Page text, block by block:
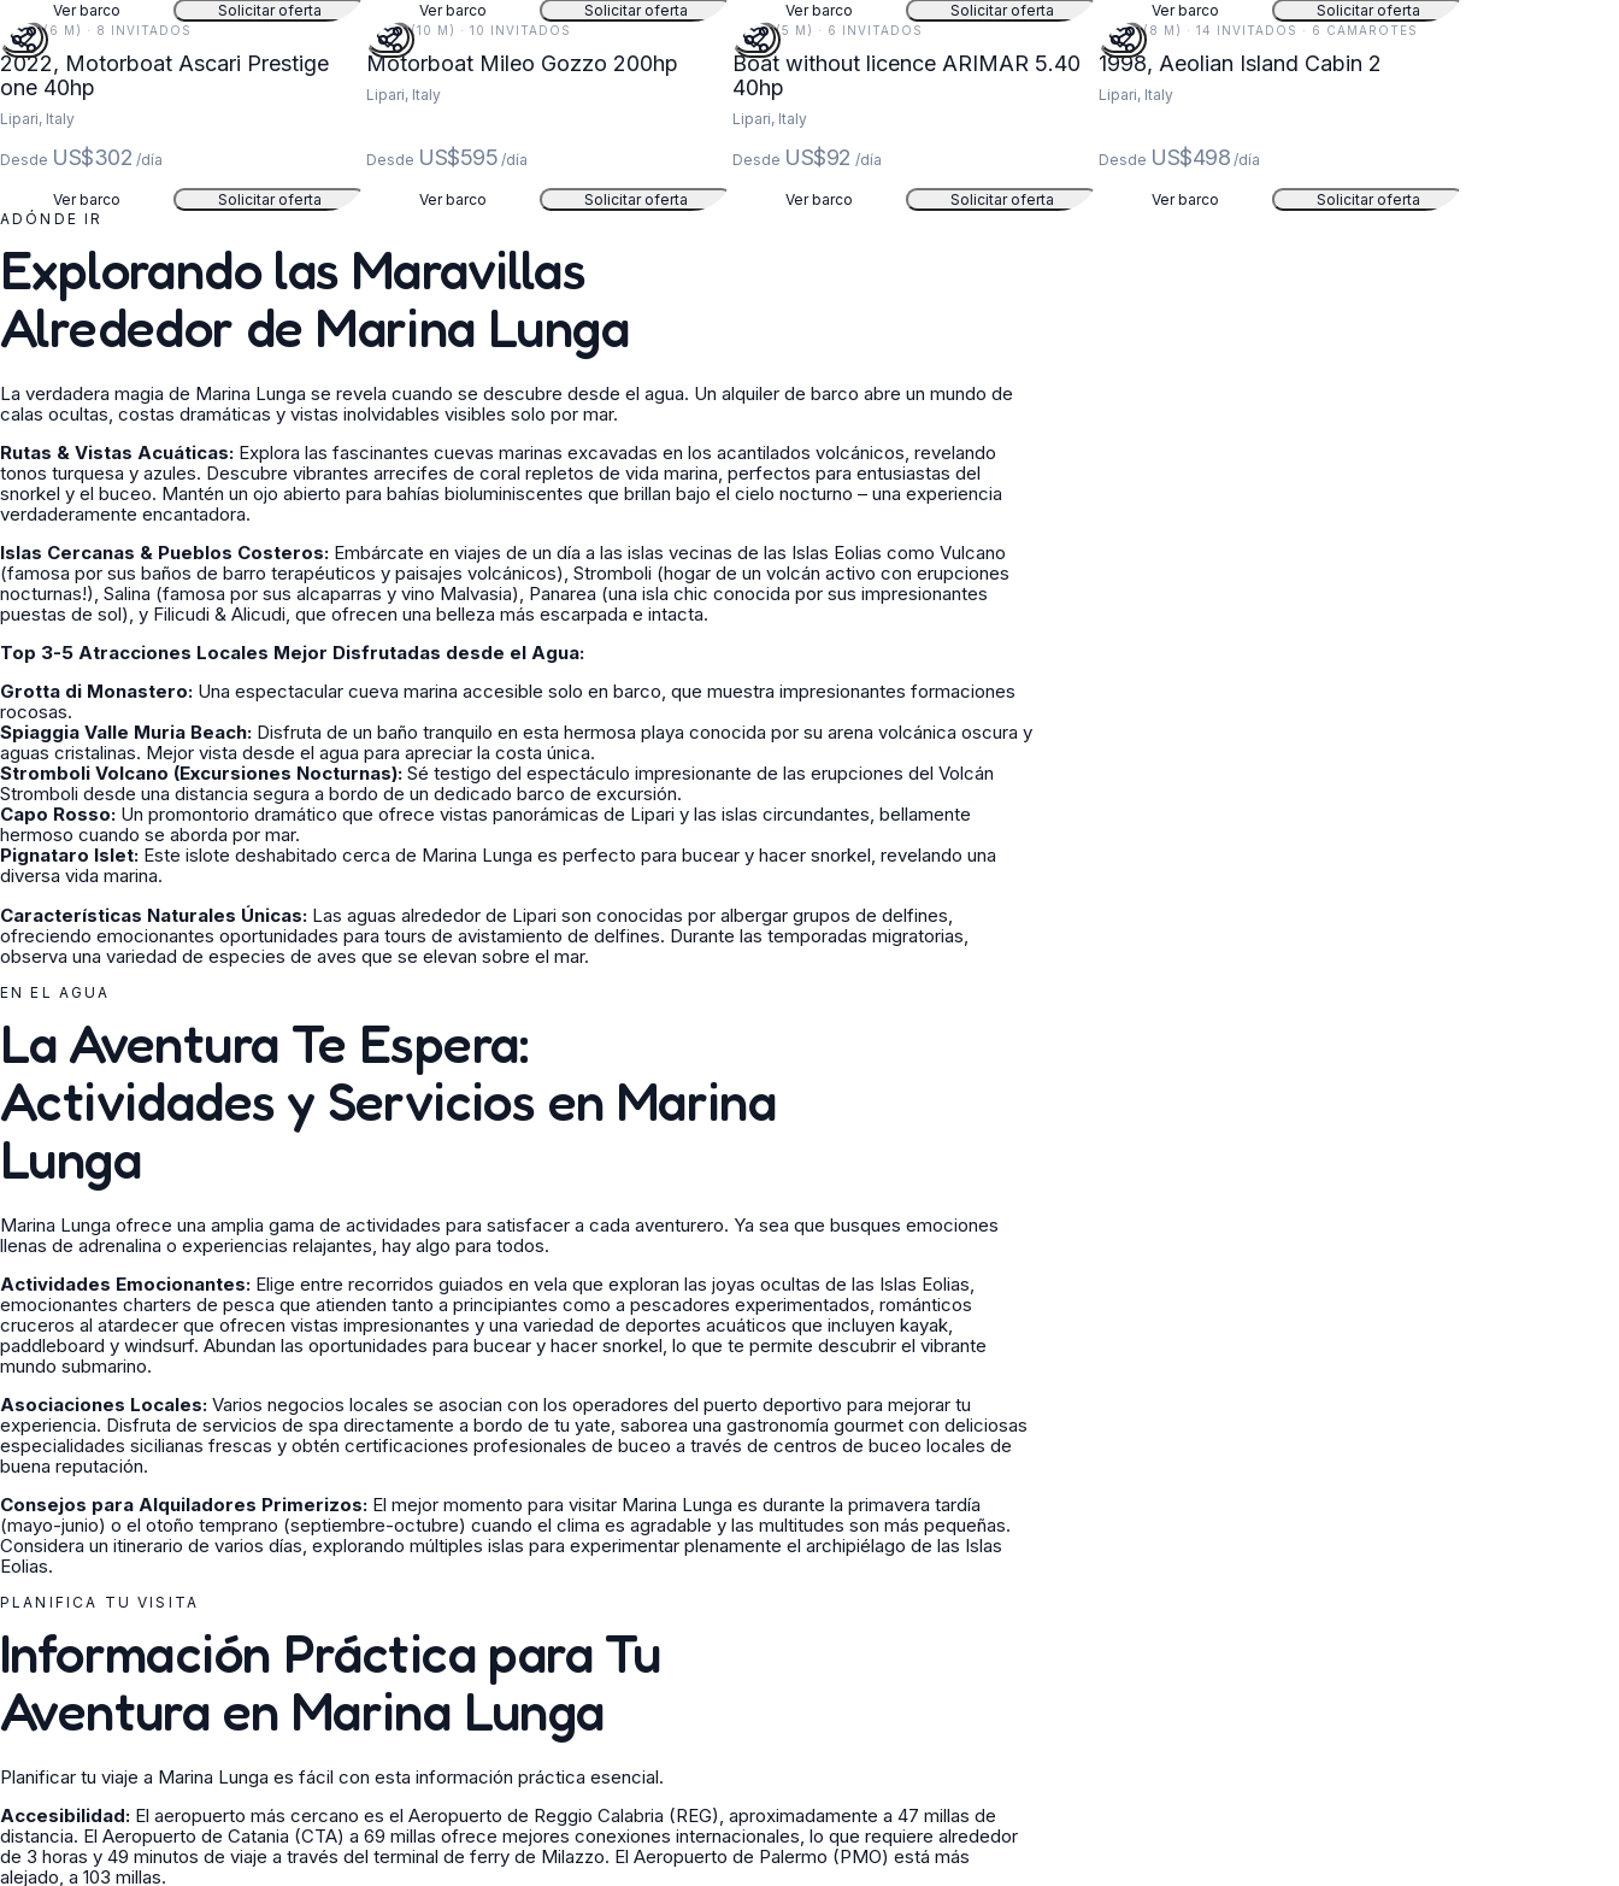
Ver barco Solicitar oferta Ver barco Solicitar oferta Ver barco Solicitar oferta Ver barco Solicitar oferta
19 FT (6 M) · 8 INVITADOS
2022, Motorboat Ascari Prestige
one 40hp
Lipari, Italy
Desde US$302 /día
Ver barco Solicitar oferta
33 FT (10 M) · 10 INVITADOS
Motorboat Mileo Gozzo 200hp
Lipari, Italy
Desde US$595 /día
Ver barco Solicitar oferta
18 FT (5 M) · 6 INVITADOS
Boat without licence ARIMAR 5.40
40hp
Lipari, Italy
Desde US$92 /día
Ver barco Solicitar oferta
27 FT (8 M) · 14 INVITADOS · 6 CAMAROTES
1998, Aeolian Island Cabin 2
Lipari, Italy
Desde US$498 /día
Ver barco
Solicitar oferta
ADÓNDE IR
Explorando las Maravillas
Alrededor de Marina Lunga
La verdadera magia de Marina Lunga se revela cuando se descubre desde el agua. Un alquiler de barco abre un mundo de
calas ocultas, costas dramáticas y vistas inolvidables visibles solo por mar.
Rutas & Vistas Acuáticas: Explora las fascinantes cuevas marinas excavadas en los acantilados volcánicos, revelando
tonos turquesa y azules. Descubre vibrantes arrecifes de coral repletos de vida marina, perfectos para entusiastas del
snorkel y el buceo. Mantén un ojo abierto para bahías bioluminiscentes que brillan bajo el cielo nocturno – una experiencia
verdaderamente encantadora.
Islas Cercanas & Pueblos Costeros: Embárcate en viajes de un día a las islas vecinas de las Islas Eolias como Vulcano
(famosa por sus baños de barro terapéuticos y paisajes volcánicos), Stromboli (hogar de un volcán activo con erupciones
nocturnas!), Salina (famosa por sus alcaparras y vino Malvasia), Panarea (una isla chic conocida por sus impresionantes
puestas de sol), y Filicudi & Alicudi, que ofrecen una belleza más escarpada e intacta.
Top 3-5 Atracciones Locales Mejor Disfrutadas desde el Agua:
Grotta di Monastero: Una espectacular cueva marina accesible solo en barco, que muestra impresionantes formaciones
rocosas.
Spiaggia Valle Muria Beach: Disfruta de un baño tranquilo en esta hermosa playa conocida por su arena volcánica oscura y
aguas cristalinas. Mejor vista desde el agua para apreciar la costa única.
Stromboli Volcano (Excursiones Nocturnas): Sé testigo del espectáculo impresionante de las erupciones del Volcán
Stromboli desde una distancia segura a bordo de un dedicado barco de excursión.
Capo Rosso: Un promontorio dramático que ofrece vistas panorámicas de Lipari y las islas circundantes, bellamente
hermoso cuando se aborda por mar.
Pignataro Islet: Este islote deshabitado cerca de Marina Lunga es perfecto para bucear y hacer snorkel, revelando una
diversa vida marina.
Características Naturales Únicas: Las aguas alrededor de Lipari son conocidas por albergar grupos de delfines,
ofreciendo emocionantes oportunidades para tours de avistamiento de delfines. Durante las temporadas migratorias,
observa una variedad de especies de aves que se elevan sobre el mar.
EN EL AGUA
La Aventura Te Espera:
Actividades y Servicios en Marina
Lunga
Marina Lunga ofrece una amplia gama de actividades para satisfacer a cada aventurero. Ya sea que busques emociones
llenas de adrenalina o experiencias relajantes, hay algo para todos.
Actividades Emocionantes: Elige entre recorridos guiados en vela que exploran las joyas ocultas de las Islas Eolias,
emocionantes charters de pesca que atienden tanto a principiantes como a pescadores experimentados, románticos
cruceros al atardecer que ofrecen vistas impresionantes y una variedad de deportes acuáticos que incluyen kayak,
paddleboard y windsurf. Abundan las oportunidades para bucear y hacer snorkel, lo que te permite descubrir el vibrante
mundo submarino.
Asociaciones Locales: Varios negocios locales se asocian con los operadores del puerto deportivo para mejorar tu
experiencia. Disfruta de servicios de spa directamente a bordo de tu yate, saborea una gastronomía gourmet con deliciosas
especialidades sicilianas frescas y obtén certificaciones profesionales de buceo a través de centros de buceo locales de
buena reputación.
Consejos para Alquiladores Primerizos: El mejor momento para visitar Marina Lunga es durante la primavera tardía
(mayo-junio) o el otoño temprano (septiembre-octubre) cuando el clima es agradable y las multitudes son más pequeñas.
Considera un itinerario de varios días, explorando múltiples islas para experimentar plenamente el archipiélago de las Islas
Eolias.
PLANIFICA TU VISITA
Información Práctica para Tu
Aventura en Marina Lunga
Planificar tu viaje a Marina Lunga es fácil con esta información práctica esencial.
Accesibilidad: El aeropuerto más cercano es el Aeropuerto de Reggio Calabria (REG), aproximadamente a 47 millas de
distancia. El Aeropuerto de Catania (CTA) a 69 millas ofrece mejores conexiones internacionales, lo que requiere alrededor
de 3 horas y 49 minutos de viaje a través del terminal de ferry de Milazzo. El Aeropuerto de Palermo (PMO) está más
alejado, a 103 millas.